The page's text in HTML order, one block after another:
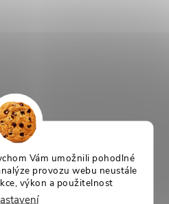
Vám umožnili pohodlné
provozu webu neustále
výkon a použitelnost